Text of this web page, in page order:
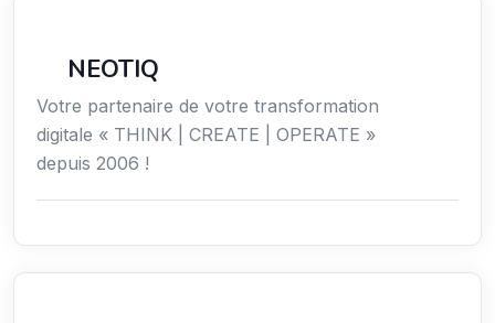
NEOTIQ
Votre partenaire de votre transformation
digitale « THINK | CREATE | OPERATE »
depuis 2006 !